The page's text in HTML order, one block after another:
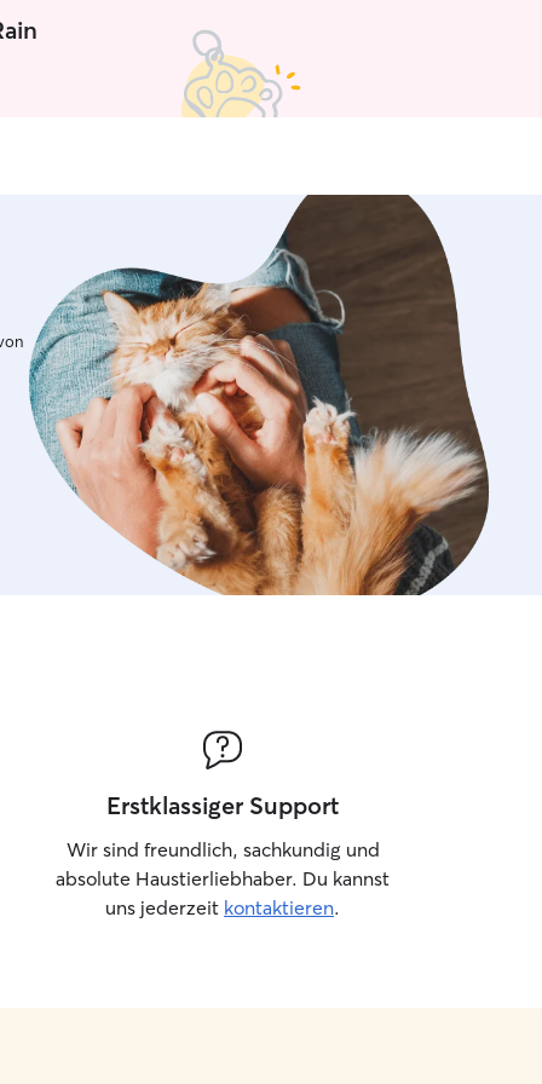
weitergeben. Ich biete
Spaziergänge, Spielstunden und
ist meine Liebe zu Tieren und der
drei Stunden unbeaufsichtigt, um
dass sie sich nie allein oder
Wenn Sie einen Hund
ich ihn gerne zu meinem Pferd,
damit wohlfühlt. Alternativ kann Ihr
während dieser Zeit zu Hause
für Ihre Haustiere zu
Sie nicht da sind. Ich freue
Ihre Tiere kennenzulernen und
bestmögliche Betreuung zu bieten.
lasse Ihre Haustiere höchstens drei
um sicherzustellen,
Familienmitglied ist, daher nehme
Zeit, eine Beziehung zu ihm
und die Aktivitäten Ihres Tieres,
stets sicher fühlen können. Durch
Kommunikation stelle ich
Sie immer wissen, wie es Ihrem
Erstklassiger Support
Wir sind freundlich, sachkundig und
absolute Haustierliebhaber. Du kannst
uns jederzeit kontaktieren.